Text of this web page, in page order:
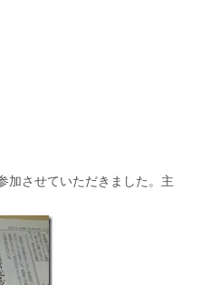
加させていただきました。主